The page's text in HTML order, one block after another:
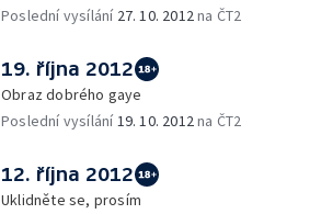
Poslední vysílání 27. 10. 2012 na ČT2
19. října 2012
Obraz dobrého gaye
Poslední vysílání 19. 10. 2012 na ČT2
12. října 2012
Uklidněte se, prosím